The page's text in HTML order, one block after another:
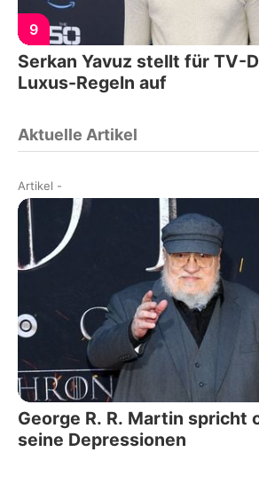
9
Serkan Yavuz stellt für TV-
Luxus-Regeln auf
Aktuelle Artikel
Artikel -
George R. R. Martin spricht
seine Depressionen